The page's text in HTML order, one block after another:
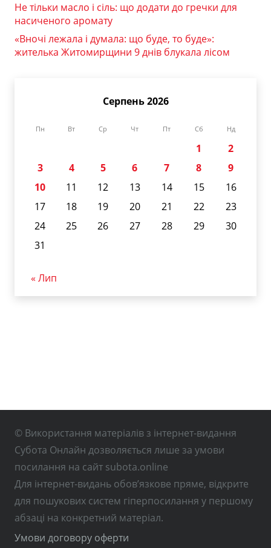
Не тільки масло і сіль: що додати до гречки для
насиченого аромату
«Вночі лежала і думала: що буде, то буде»:
жителька Житомирщини 9 днів блукала лісом
Серпень 2026
Пн Вт Ср Чт Пт Сб Нд
1
2
3
4 5 6 7 8
9
10
11 12 13 14 15
16
17
18 19 20 21 22
23
24
25 26 27 28 29
30
31
« Лип
© Використання матеріалів з інтернет-видання
Субота Онлайн дозволяється лише за умови
посилання на сайт subota.online
Для інтернет-видань обов’язкове пряме, відкрите
для пошукових систем гіперпосилання у першому
абзаці на конкретний матеріал.
Умови договору оферти